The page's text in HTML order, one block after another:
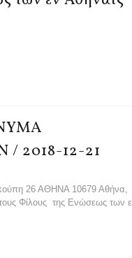
2018-12-21
26 ΑΘΗΝΑ 10679 Αθήνα,
Φίλους της Ενώσεως των